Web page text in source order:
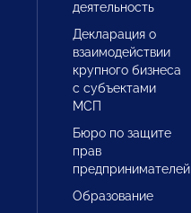
деятельность
Декларация о
взаимодействии
крупного бизнеса
с субъектами
МСП
Бюро по защите
прав
предпринимателей
Образование